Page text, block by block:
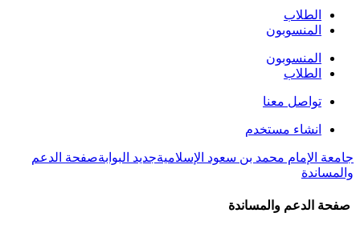
الطلاب
المنسوبون
المنسوبون
الطلاب
تواصل معنا
انشاء مستخدم
جامعة الإمام محمد بن سعود الإسلاميةجديد البوابةصفحة الدعم
والمساندة
صفحة الدعم والمساندة